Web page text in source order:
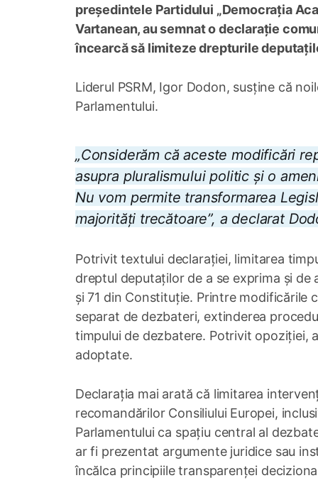
președintele Partidului „Democrația
Vartanean, au semnat o declarație
încearcă să limiteze drepturile
Liderul PSRM, Igor Dodon, susține că
Parlamentului.
„Considerăm că aceste modificări
asupra pluralismului politic și o
Nu vom permite transformarea
majorități trecătoare”, a declarat
Potrivit textului declarației, limitarea
dreptul deputaților de a se exprima și
și 71 din Constituție. Printre modificările
separat de dezbateri, extinderea
timpului de dezbatere. Potrivit opoziției,
adoptate.
Declarația mai arată că limitarea
recomandărilor Consiliului Europei,
Parlamentului ca spațiu central al
ar fi prezentat argumente juridice sau
încălca principiile transparenței